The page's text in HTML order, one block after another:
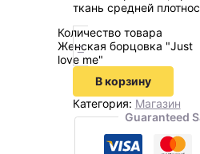
ткань средней
-
Количество товара
Женская борцовка "Just
love me"
В корзину
Категория: Магазин
Guaranteed